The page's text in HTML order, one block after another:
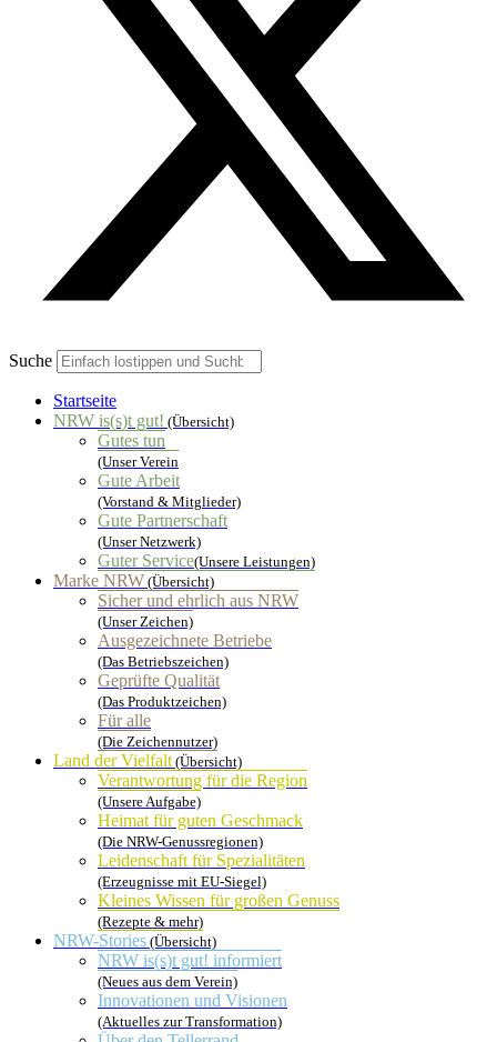
Suche
Startseite
NRW is(s)t gut! (Übersicht)
Gutes tun
(Unser Verein
Gute Arbeit
(Vorstand & Mitglieder)
Gute Partnerschaft
(Unser Netzwerk)
Guter Service(Unsere Leistungen)
Marke NRW (Übersicht)
Sicher und ehrlich aus NRW
(Unser Zeichen)
Ausgezeichnete Betriebe
(Das Betriebszeichen)
Geprüfte Qualität
(Das Produktzeichen)
Für alle
(Die Zeichennutzer)
Land der Vielfalt(Übersicht)
Verantwortung für die Region
(Unsere Aufgabe)
Heimat für guten Geschmack
(Die NRW-Genussregionen)
Leidenschaft für Spezialitäten
(Erzeugnisse mit EU-Siegel)
Kleines Wissen für großen Genuss
(Rezepte & mehr)
NRW-Stories (Übersicht)
NRW is(s)t gut! informiert
(Neues aus dem Verein)
Innovationen und Visionen
(Aktuelles zur Transformation)